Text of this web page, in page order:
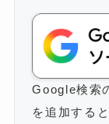
Google検索
を追加する